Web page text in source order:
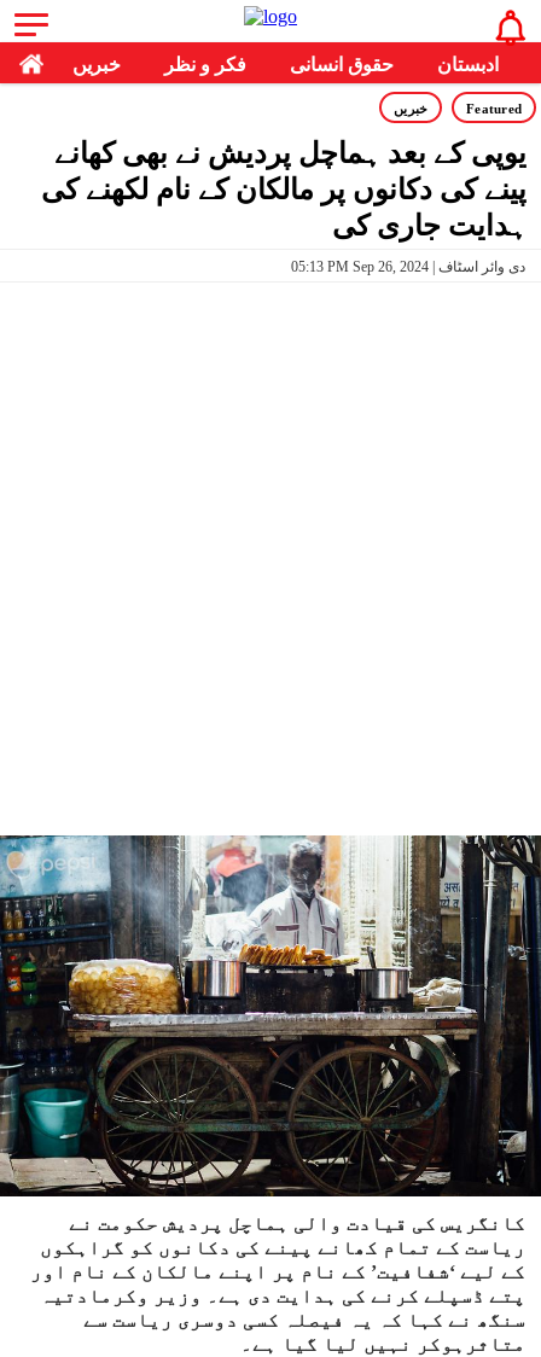
خبریں فکر و نظر حقوق انسانی ادبستان
Featured خبریں
یوپی کے بعد ہماچل پردیش نے بھی کھانے
پینے کی دکانوں پر مالکان کے نام لکھنے کی
ہدایت جاری کی
05:13 PM Sep 26, 2024 | دی وائر اسٹاف
کانگریس کی قیادت والی ہماچل پردیش حکومت نے
ریاست کے تمام کھانے پینے کی دکانوں کو گراہکوں
کے لیے ‘شفافیت’ کے نام پر اپنے مالکان کے نام اور
پتے ڈسپلے کرنے کی ہدایت دی ہے۔ وزیر وکرمادتیہ
سنگھ نے کہا کہ یہ فیصلہ کسی دوسری ریاست سے
متاثرہوکر نہیں لیا گیا ہے۔